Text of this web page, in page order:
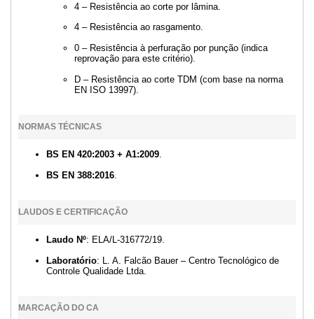
4 – Resistência ao corte por lâmina.
4 – Resistência ao rasgamento.
0 – Resistência à perfuração por punção (indica
reprovação para este critério).
D – Resistência ao corte TDM (com base na norma
EN ISO 13997).
NORMAS TÉCNICAS
BS EN 420:2003 + A1:2009.
BS EN 388:2016
LAUDOS E CERTIFICAÇÃO
Laudo Nº: ELA/L-316772/19.
Laboratório: L. A. Falcão Bauer – Centro Tecnológico de
Controle Qualidade Ltda.
MARCAÇÃO DO CA